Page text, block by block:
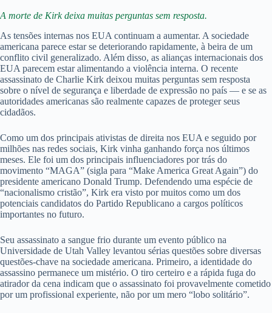
A morte de Kirk deixa muitas perguntas sem resposta.
As tensões internas nos EUA continuam a aumentar. A sociedade
americana parece estar se deteriorando rapidamente, à beira de um
conflito civil generalizado. Além disso, as alianças internacionais dos
EUA parecem estar alimentando a violência interna. O recente
assassinato de Charlie Kirk deixou muitas perguntas sem resposta
sobre o nível de segurança e liberdade de expressão no país — e se as
autoridades americanas são realmente capazes de proteger seus
cidadãos.
Como um dos principais ativistas de direita nos EUA e seguido por
milhões nas redes sociais, Kirk vinha ganhando força nos últimos
meses. Ele foi um dos principais influenciadores por trás do
movimento “MAGA” (sigla para “Make America Great Again”) do
presidente americano Donald Trump. Defendendo uma espécie de
“nacionalismo cristão”, Kirk era visto por muitos como um dos
potenciais candidatos do Partido Republicano a cargos políticos
importantes no futuro.
Seu assassinato a sangue frio durante um evento público na
Universidade de Utah Valley levantou sérias questões sobre diversas
questões-chave na sociedade americana. Primeiro, a identidade do
assassino permanece um mistério. O tiro certeiro e a rápida fuga do
atirador da cena indicam que o assassinato foi provavelmente cometido
por um profissional experiente, não por um mero “lobo solitário”.